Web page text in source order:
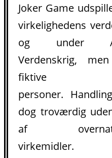
Joker Game
virkelighedens
og under
Verdenskrig,
fiktive
personer.
dog troværdig
af
virkemidler.